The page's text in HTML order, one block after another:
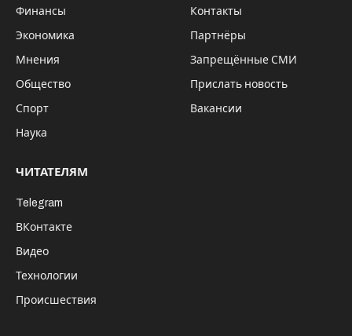
Финансы
Экономика
Мнения
Общество
Спорт
Наука
Контакты
Партнёры
Запрещённые СМИ
Прислать новость
Вакансии
ЧИТАТЕЛЯМ
Telegram
ВКонтакте
Видео
Технологии
Происшествия